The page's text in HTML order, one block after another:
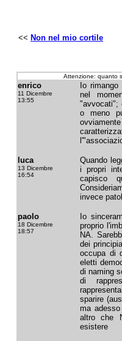
<< Non nel mio cortile
Attenzione: quanto
enrico
11 Dicembre
13:55
Io
nel
"avvocati";
o meno
luca
13 Dicembre
16:54
Quando
i propri
capisco
invece
paolo
18 Dicembre
18:57
Io
proprio
NA.
dei
occupa di
eletti
di naming
di
sparire
ma
altro che
esistere